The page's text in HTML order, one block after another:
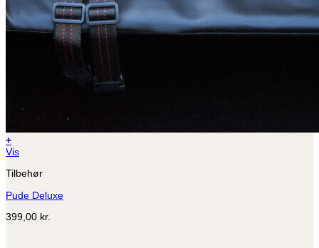
+
Vis
Tilbehør
Pude Deluxe
399,00 kr.